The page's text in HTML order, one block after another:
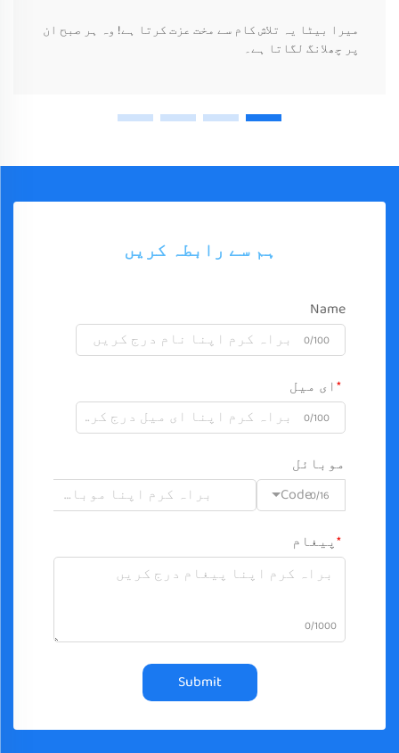
میرا بیٹا یہ تلاش کام سے مخت عزت کرتا ہے! وہ ہر صبح ان
پر چھلانگ لگاتا ہے۔
ہم سے رابطہ کریں
Name
0/100
ای میل
0/100
موبائل
Code0/16
پیغام
0/1000
Submit